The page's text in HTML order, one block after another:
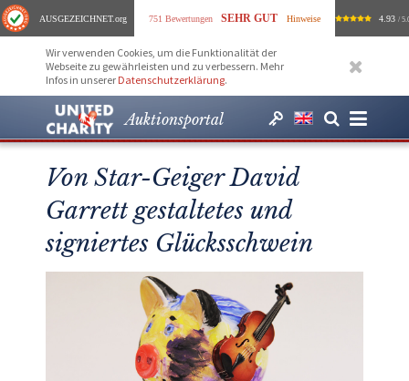
AUSGEZEICHNET.org 751 Bewertungen SEHR GUT Hinweise 4.93 /
Wir verwenden Cookies, um die Funktionalität der
Webseite zu gewährleisten und zu verbessern. Mehr
Infos in unserer Datenschutzerklärung.
Auktionsportal
Von Star-Geiger David
Garrett gestaltetes und
signiertes Glücksschwein